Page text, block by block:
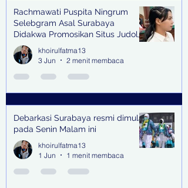
Rachmawati Puspita Ningrum
Selebgram Asal Surabaya
Didakwa Promosikan Situs Judol,
Raup Rp2 Juta dari Tiga Kali
Endorse
khoirulfatma13
3 Jun
2 menit membaca
Debarkasi Surabaya resmi dimulai
pada Senin Malam ini
khoirulfatma13
1 Jun
1 menit membaca